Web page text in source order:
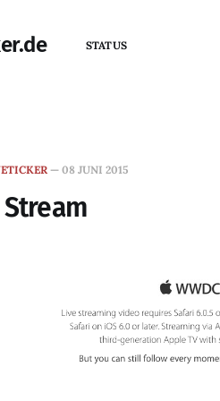
STATUS
— 08 JUNI 2015